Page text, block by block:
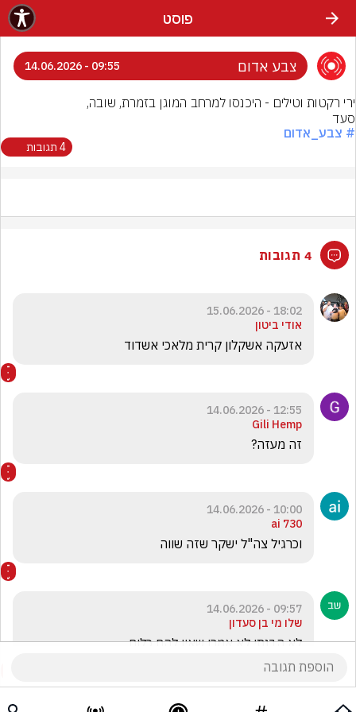
פוסט
צבע אדום 09:55 - 14.06.2026
סעד
# צבע_אדום
4 תגובות
4 תגובות
18:02 - 15.06.2026
אודי ביטון
אזעקה אשקלון קרית מלאכי אשדוד
12:55 - 14.06.2026
Gili Hemp
זה מעזה?
10:00 - 14.06.2026
ai 730
וכרגיל צה"ל ישקר שזה שווה
09:57 - 14.06.2026
שלו מי בן סעדון
לא הבנתי לא אמרו שאין להם כלום